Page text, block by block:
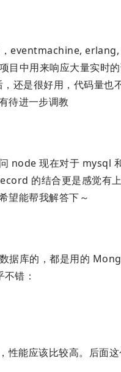
eventmachine,
中用来响应大量实时
还是很好用，代码量也
待进一步调教
node 现在对于 mysql
的结合更是感觉有
望能帮我解答下～
据库的，都是用的
错：
性能应该比较高。后面